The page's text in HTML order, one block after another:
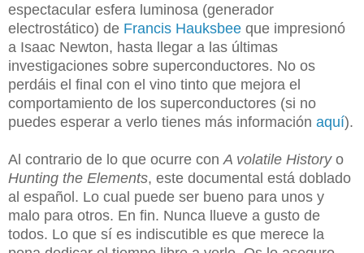
espectacular esfera luminosa (generador
electrostático) de Francis Hauksbee que impresionó
a Isaac Newton, hasta llegar a las últimas
investigaciones sobre superconductores. No os
perdáis el final con el vino tinto que mejora el
comportamiento de los superconductores (si no
puedes esperar a verlo tienes más información aquí).
Al contrario de lo que ocurre con A volatile History o
Hunting the Elements, este documental está doblado
al español. Lo cual puede ser bueno para unos y
malo para otros. En fin. Nunca llueve a gusto de
todos. Lo que sí es indiscutible es que merece la